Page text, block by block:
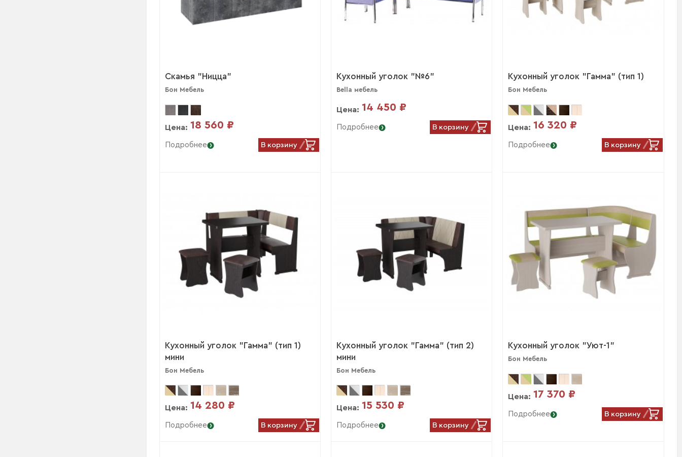
Скамья "Ницца"
Бон Мебель
Цена: 18 560 ₽
Подробнее В корзину
Кухонный уголок "№6"
Bella мебель
Цена: 14 450 ₽
Подробнее В корзину
Кухонный уголок "Гамма" (тип 1)
Бон Мебель
Цена: 16 320 ₽
Подробнее В корзину
Кухонный уголок "Гамма" (тип 1)
мини
Бон Мебель
Цена: 14 280 ₽
Подробнее В корзину
Кухонный уголок "Гамма" (тип 2)
мини
Бон Мебель
Цена: 15 530 ₽
Подробнее В корзину
Кухонный уголок "Уют-1"
Бон Мебель
Цена: 17 370 ₽
Подробнее В корзину